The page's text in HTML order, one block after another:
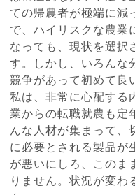
ての帰農者が極端に減
で、ハイリスクな農業
なっても、現状を選択
す。しかし、いろんな
競争があって初めて良
私は、非常に心配する
業からの転職就農も定
んな人材が集まって、
に必要とされる製品が
が悪いにしろ、このま
りません。状況が変